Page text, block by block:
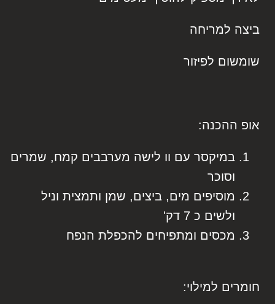
ביצה למריחה
שומשום לפיזור
אופ ההכנה:
במיקסר עם וו לישה מערבבים קמח, שמרים
וסוכר
מוסיפים מים, ביצים, שמן ותמצית וניל
ולשים כ 7 דק'
מכסים ומתפיחים להכפלת הנפח
חומרים למילוי: